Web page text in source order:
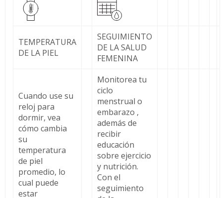
TEMPERATURA
DE LA PIEL
SEGUIMIENTO
DE LA SALUD
FEMENINA
Cuando use su
reloj para
dormir, vea
cómo cambia
su
temperatura
de piel
promedio, lo
cual puede
estar
Monitorea tu
ciclo
menstrual o
embarazo ,
además de
recibir
educación
sobre ejercicio
y nutrición.
Con el
seguimiento